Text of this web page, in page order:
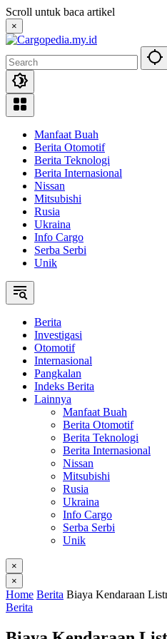
Skip
to
content
Scroll untuk baca artikel
×
Manfaat Buah
Berita Otomotif
Berita Teknologi
Berita Internasional
Nissan
Mitsubishi
Rusia
Ukraina
Info Cargo
Serba Serbi
Unik
Berita
Investigasi
Otomotif
Internasional
Pangkalan
Indeks Berita
Lainnya
Manfaat Buah
Berita Otomotif
Berita Teknologi
Berita Internasional
Nissan
Mitsubishi
Rusia
Ukraina
Info Cargo
Serba Serbi
Unik
×
×
Home Berita Biaya Kendaraan
Berita